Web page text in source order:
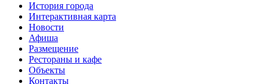
История города
Интерактивная карта
Новости
Афиша
Размещение
Рестораны и кафе
Объекты
Контакты